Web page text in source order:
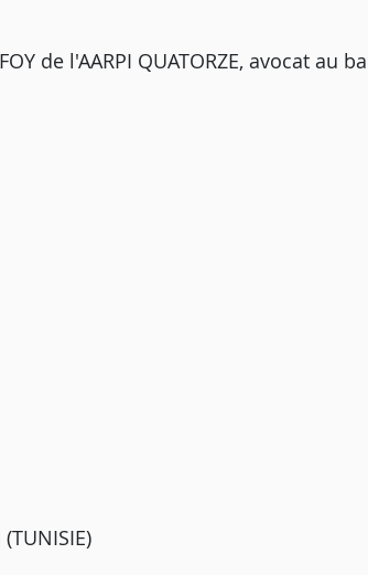
de l'AARPI QUATORZE, avocat au